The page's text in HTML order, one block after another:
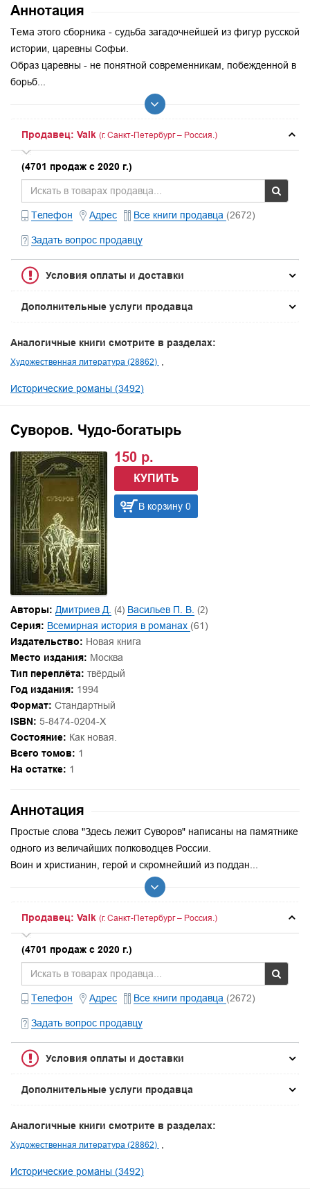
Аннотация
Тема этого сборника - судьба загадочнейшей из фигур русской
истории, царевны Софьи.
Образ царевны - не понятной современникам, побежденной в
борьб...
Продавец: Valk (г. Санкт-Петербург – Россия.)
(4701 продаж с 2020 г.)
Телефон Адрес Все книги продавца (2672)
Задать вопрос продавцу
Условия оплаты и доставки
Дополнительные услуги продавца
Аналогичные книги смотрите в разделах:
Художественная литература (28862)
Исторические романы (3492)
Суворов. Чудо-богатырь
150 р.
КУПИТЬ
В корзину 0
Авторы: Дмитриев Д. (4) Васильев П. В. (2)
Серия: Всемирная история в романах (61)
Издательство: Новая книга
Место издания: Москва
Тип переплёта: твёрдый
Год издания: 1994
Формат: Стандартный
ISBN: 5-8474-0204-X
Состояние: Как новая.
Всего томов: 1
На остатке: 1
Аннотация
Простые слова "Здесь лежит Суворов" написаны на памятнике
одного из величайших полководцев России.
Воин и христианин, герой и скромнейший из поддан...
Продавец: Valk (г. Санкт-Петербург – Россия.)
(4701 продаж с 2020 г.)
Телефон Адрес Все книги продавца (2672)
Задать вопрос продавцу
Условия оплаты и доставки
Дополнительные услуги продавца
Аналогичные книги смотрите в разделах:
Художественная литература (28862)
Исторические романы (3492)